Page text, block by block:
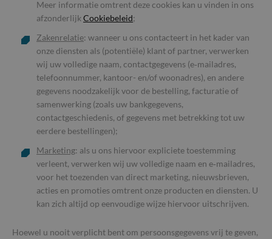
Meer informatie omtrent deze cookies kan u vinden in ons
afzonderlijkCookiebeleid;
Zakenrelatie: wanneer u ons contacteert in het kader van
onze diensten als (potentiële) klant of partner, verwerken
wij uw volledige naam, contactgegevens (e‑mailadres,
telefoonnummer, kantoor- en/of woonadres), en andere
gegevens noodzakelijk voor de bestelling, facturatie of
samenwerking (zoals uw bankgegevens,
contactgeschiedenis, of gegevens met betrekking tot uw
eerdere bestellingen);
Marketing: als u ons hiervoor expliciete toestemming
verleent, verwerken wij uw volledige naam en e‑mailadres,
voor het toezenden van direct marketing, nieuwsbrieven,
acties en promoties omtrent onze producten en diensten. U
kan zich altijd op eenvoudige wijze hiervoor uitschrijven.
Hoewel u nooit verplicht bent om persoonsgegevens vrij te geven,